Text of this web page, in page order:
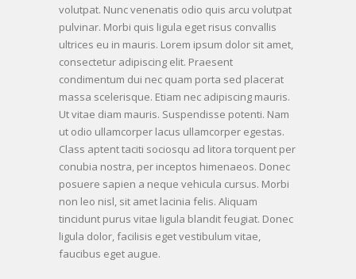
volutpat. Nunc venenatis odio quis arcu volutpat
pulvinar. Morbi quis ligula eget risus convallis
ultrices eu in mauris. Lorem ipsum dolor sit amet,
consectetur adipiscing elit. Praesent
condimentum dui nec quam porta sed placerat
massa scelerisque. Etiam nec adipiscing mauris.
Ut vitae diam mauris. Suspendisse potenti. Nam
ut odio ullamcorper lacus ullamcorper egestas.
Class aptent taciti sociosqu ad litora torquent per
conubia nostra, per inceptos himenaeos. Donec
posuere sapien a neque vehicula cursus. Morbi
non leo nisl, sit amet lacinia felis. Aliquam
tincidunt purus vitae ligula blandit feugiat. Donec
ligula dolor, facilisis eget vestibulum vitae,
faucibus eget augue.